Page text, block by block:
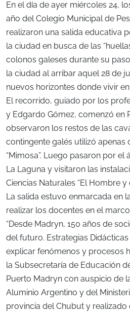
En el día de ayer miércoles 24,
año del Colegio Municipal de
realizaron una salida educativa
la ciudad en busca de las
colonos galeses durante su
la ciudad al arribar aquel 28 de
nuevos horizontes donde vivir
El recorrido, guiado por los
y Edgardo Gómez, comenzó en
observaron los restos de las
contingente galés utilizó
“Mimosa”. Luego pasaron por
La Laguna y visitaron las
Ciencias Naturales “El Hombre y
La salida estuvo enmarcada en
realizar los docentes en el
“Desde Madryn, 150 años de
del futuro. Estrategias
explicar fenómenos y procesos
la Subsecretaría de Educación
Puerto Madryn con auspicio de
Aluminio Argentino y del
provincia del Chubut y realizado